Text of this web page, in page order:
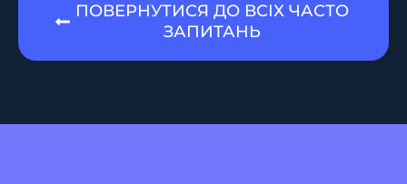
ПОВЕРНУТИСЯ ДО ВСІХ ЧАСТО
ЗАПИТАНЬ